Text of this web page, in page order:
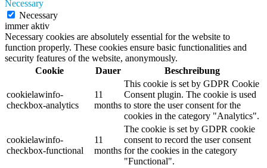
Necessary
Necessary
immer aktiv
Necessary cookies are absolutely essential for the website to
function properly. These cookies ensure basic functionalities and
security features of the website, anonymously.
Cookie
Dauer Beschreibung
cookielawinfo-
checkbox-analytics
11
months
This cookie is set by GDPR Cookie
Consent plugin. The cookie is used
to store the user consent for the
cookies in the category "Analytics".
cookielawinfo-
checkbox-functional
11
months
The cookie is set by GDPR cookie
consent to record the user consent
for the cookies in the category
"Functional".